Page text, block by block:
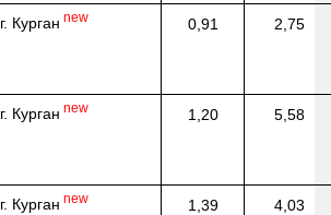
г. Курган new 0,91 2,75
г. Курган new 1,20 5,58
г. Курган new 1,39 4,03